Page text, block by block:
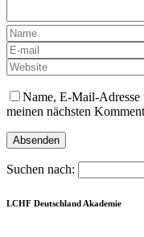
Name, E-Mail-Adresse
meinen nächsten
Suchen nach:
LCHF Deutschland Akademie